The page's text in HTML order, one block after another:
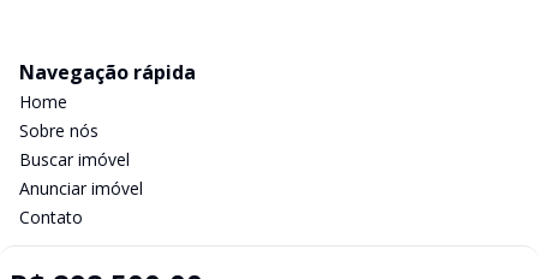
Navegação rápida
Home
Sobre nós
Buscar imóvel
Anunciar imóvel
Contato